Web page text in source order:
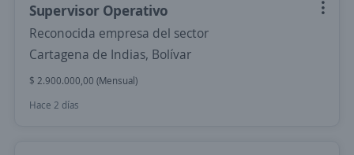
Supervisor Operativo
Reconocida empresa del sector
Cartagena de Indias, Bolívar
$ 2.900.000,00 (Mensual)
Hace 2 días